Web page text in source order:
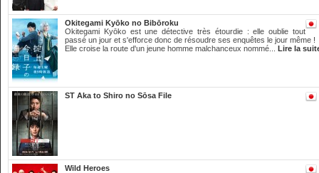
Okitegami Kyōko no Bibōroku
Okitegami Kyōko est une détective très étourdie : elle oublie tout
passé un jour et s'efforce donc de résoudre ses enquêtes le jour même !
Elle croise la route d'un jeune homme malchanceux nommé... Lire la
ST Aka to Shiro no Sōsa File
Wild Heroes